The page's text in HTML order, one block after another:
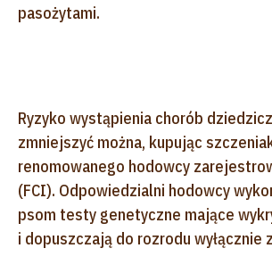
pasożytami.
Ryzyko wystąpienia chorób
zmniejszyć można, kupując
renomowanego hodowcy
(FCI). Odpowiedzialni hodowcy
psom testy genetyczne mające
i dopuszczają do rozrodu wyłącznie